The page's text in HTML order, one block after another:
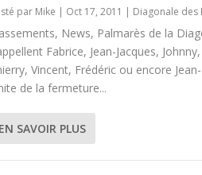
par Mike | Oct 17, 2011 | Diagonale des
News, Palmarès de la
Fabrice, Jean-Jacques,
Vincent, Frédéric ou encore
de la fermeture...
EN SAVOIR PLUS